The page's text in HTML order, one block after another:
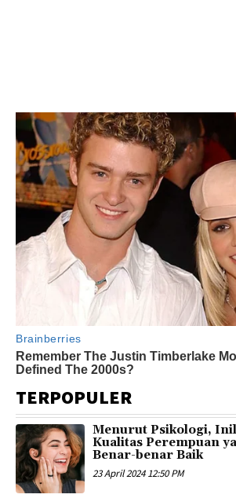
TERPOPULER
Menurut Psikologi,
Kualitas Perempuan
Benar-benar Baik
23 April 2024 12:50 PM